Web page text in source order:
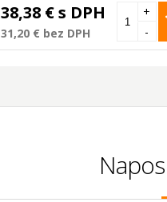
38,38 €s DPH
31,20 € bez DPH -
+